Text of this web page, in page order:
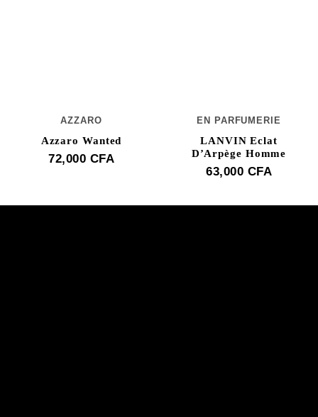
AZZARO
Azzaro Wanted
72,000 CFA
EN PARFUMERIE
LANVIN Eclat
D’Arpège Homme
63,000 CFA